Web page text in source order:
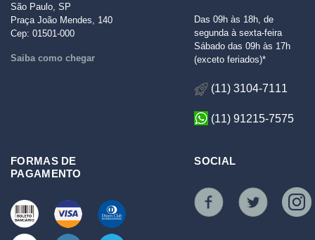
São Paulo, SP
Praça João Mendes, 140
Cep: 01501-000
Saiba como chegar
Das 09h às 18h, de
segunda à sexta-feira
Sábado das 09h às 17h
(exceto feriados)*
(11) 3104-7111
(11) 91215-7575
FORMAS DE
PAGAMENTO
SOCIAL